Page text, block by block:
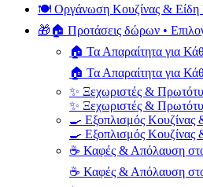
🍽️ Οργάνωση Κουζίνας & Είδη
🎁🏠 Προτάσεις δώρων •
🏠 Τα Απαραίτητα για
🏠 Τα Απαραίτητα για
✨ Ξεχωριστές &
✨ Ξεχωριστές &
🍳 Εξοπλισμός Κουζίνας
🍳 Εξοπλισμός Κουζίνας
☕ Καφές & Απόλαυση στο
☕ Καφές & Απόλαυση στο